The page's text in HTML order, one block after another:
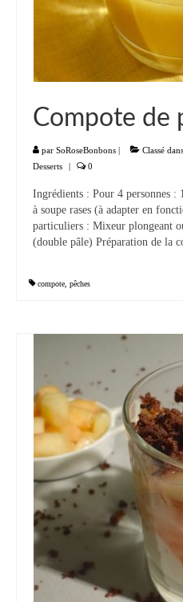
Tartinades Tartines
Divers entrées
Plats
Légumes
Pâtes Riz Polenta
Tartes Pizzas Croq’
Viandes
Desserts
Brownies Cookies
Cakes Cheesecakes
Caramel Compotes
Clafoutis Crèmes
Crumbles Gâteaux
Friandises
Gâteaux Tartes
Panna cotta Tiramisu
Compote de
par SoRoseBonbons | Classé
Desserts
| 0
Ingrédients : Pour 4 personnes :
à soupe rases (à adapter en
particuliers : Mixeur plongeant
(double pâle) Préparation de la
compote pêches